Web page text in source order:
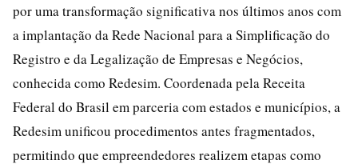
por uma transformação significativa nos últimos anos com
a implantação da Rede Nacional para a Simplificação do
Registro e da Legalização de Empresas e Negócios,
conhecida como Redesim. Coordenada pela Receita
Federal do Brasil em parceria com estados e municípios, a
Redesim unificou procedimentos antes fragmentados,
permitindo que empreendedores realizem etapas como